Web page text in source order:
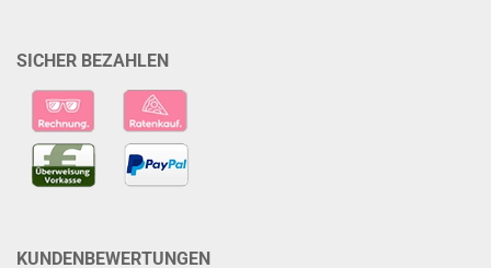
SICHER BEZAHLEN
KUNDENBEWERTUNGEN